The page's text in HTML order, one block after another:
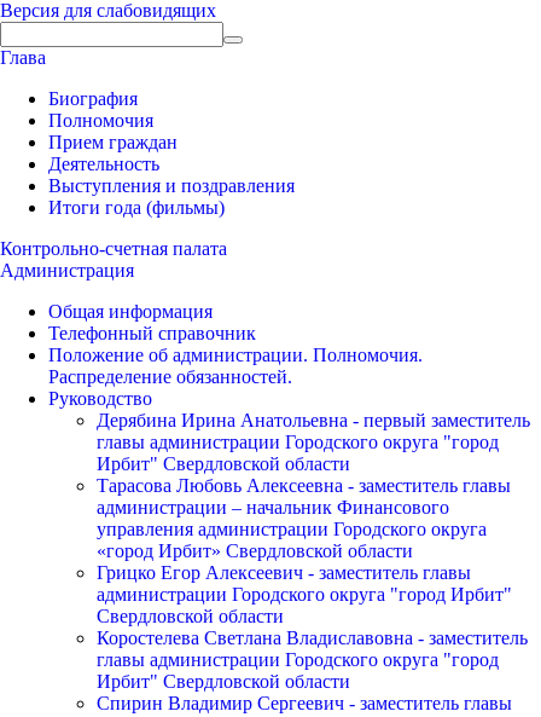
Версия для слабовидящих
Глава
Биография
Полномочия
Прием граждан
Деятельность
Выступления и поздравления
Итоги года (фильмы)
Контрольно-счетная палата
Администрация
Общая информация
Телефонный справочник
Положение об администрации. Полномочия.
Распределение обязанностей.
Руководство
Дерябина Ирина Анатольевна - первый заместитель
главы администрации Городского округа "город
Ирбит" Свердловской области
Тарасова Любовь Алексеевна - заместитель главы
администрации – начальник Финансового
управления администрации Городского округа
«город Ирбит» Свердловской области
Грицко Егор Алексеевич - заместитель главы
администрации Городского округа "город Ирбит"
Свердловской области
Коростелева Светлана Владиславовна - заместитель
главы администрации Городского округа "город
Ирбит" Свердловской области
Спирин Владимир Сергеевич - заместитель главы